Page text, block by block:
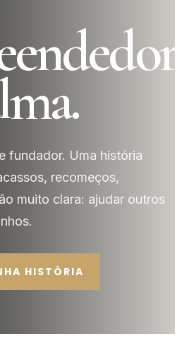
fundador. Uma história
recomeços,
muito clara: ajudar outros
HISTÓRIA